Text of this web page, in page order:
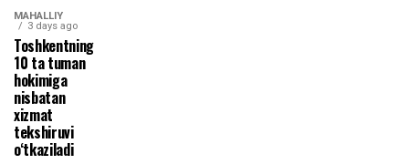
MAHALLIY
3 days ago
Toshkentning
10 ta tuman
hokimiga
nisbatan
xizmat
tekshiruvi
o‘tkaziladi